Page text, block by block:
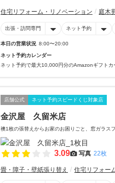
住宅リフォーム・リノベーション 庭木
出張・訪問専門 ネット予約
本日の営業状況 8:00〜20:00
ネット予約カレンダー
ネット予約で最大10,000円分のAmazonギフトカ
店舗公式 ネット予約スピードくじ対象店
金沢屋 久留米店
襖1枚の張替えからお家のお困りごと、窓ガラス
3.09 写真 22枚
畳・障子・壁紙張り替え 住宅リフォー